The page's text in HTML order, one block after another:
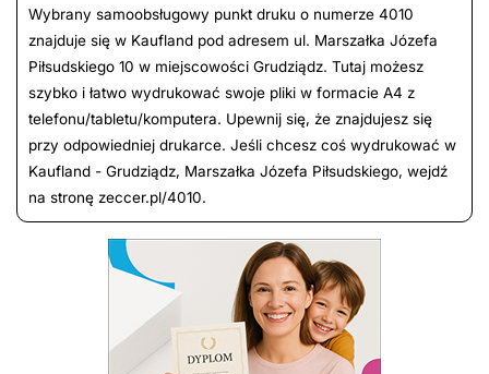
Wybrany samoobsługowy punkt druku o numerze 4010
znajduje się w Kaufland pod adresem ul. Marszałka Józefa
Piłsudskiego 10 w miejscowości Grudziądz. Tutaj możesz
szybko i łatwo wydrukować swoje pliki w formacie A4 z
telefonu/tabletu/komputera. Upewnij się, że znajdujesz się
przy odpowiedniej drukarce. Jeśli chcesz coś wydrukować w
Kaufland - Grudziądz, Marszałka Józefa Piłsudskiego, wejdź
na stronę zeccer.pl/4010.